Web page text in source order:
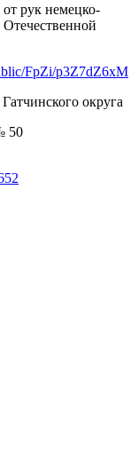
рук немецко-
FpZi/p3Z7dZ6xM
округа
50